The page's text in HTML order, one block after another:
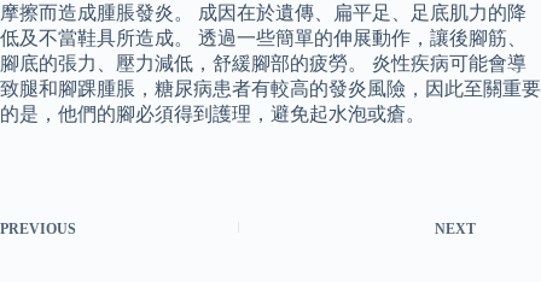
摩擦而造成腫脹發炎。 成因在於遺傳、扁平足、足底肌力的降
低及不當鞋具所造成。 透過一些簡單的伸展動作，讓後腳筋、
腳底的張力、壓力減低，舒緩腳部的疲勞。 炎性疾病可能會導
致腿和腳踝腫脹，糖尿病患者有較高的發炎風險，因此至關重要
的是，他們的腳必須得到護理，避免起水泡或瘡。
PREVIOUS NEXT